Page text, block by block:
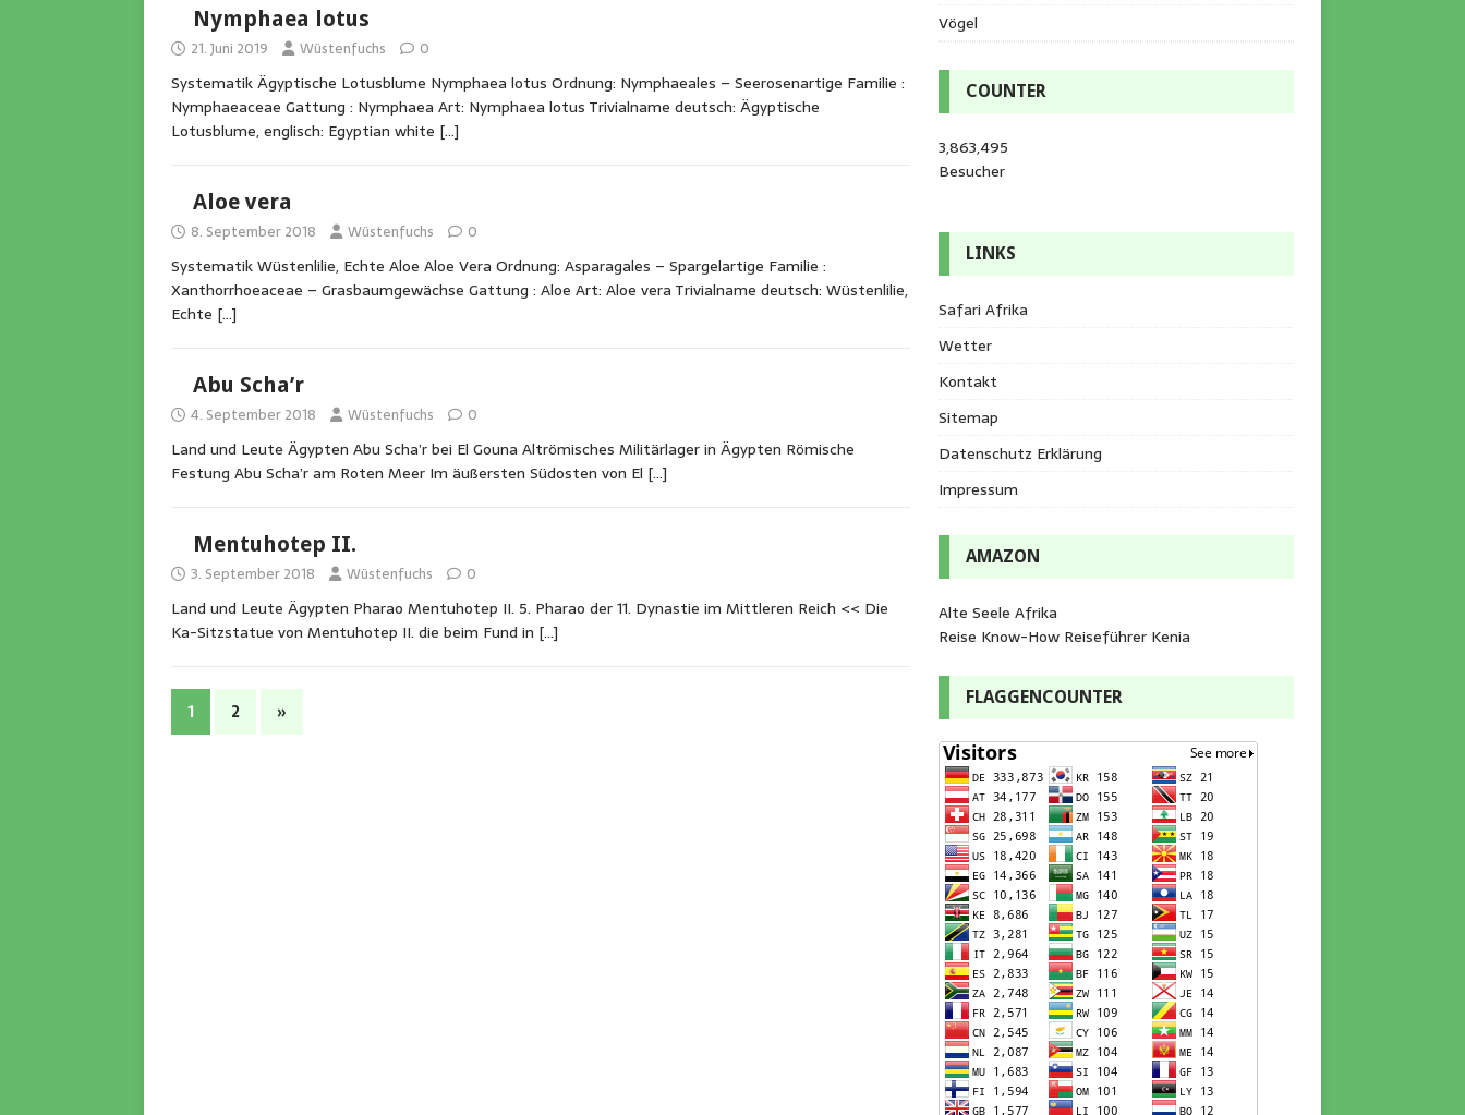
Nymphaea lotus
21. Juni 2019 Wüstenfuchs 0
Systematik Ägyptische Lotusblume Nymphaea lotus Ordnung: Nymphaeales – Seerosenartige Familie :
Nymphaeaceae Gattung : Nymphaea Art: Nymphaea lotus Trivialname deutsch: Ägyptische
Lotusblume, englisch: Egyptian white […]
Aloe vera
8. September 2018 Wüstenfuchs 0
Systematik Wüstenlilie, Echte Aloe Aloe Vera Ordnung: Asparagales – Spargelartige Familie :
Xanthorrhoeaceae – Grasbaumgewächse Gattung : Aloe Art: Aloe vera Trivialname deutsch: Wüstenlilie,
Echte […]
Abu Scha’r
4. September 2018 Wüstenfuchs 0
Land und Leute Ägypten Abu Scha’r bei El Gouna Altrömisches Militärlager in Ägypten Römische
Festung Abu Scha’r am Roten Meer Im äußersten Südosten von El […]
Mentuhotep II.
3. September 2018 Wüstenfuchs 0
Land und Leute Ägypten Pharao Mentuhotep II. 5. Pharao der 11. Dynastie im Mittleren Reich << Die
Ka-Sitzstatue von Mentuhotep II. die beim Fund in […]
1 2 »
Vögel
COUNTER
3,863,495
Besucher
LINKS
Safari Afrika
Wetter
Kontakt
Sitemap
Datenschutz Erklärung
Impressum
AMAZON
Alte Seele Afrika
Reise Know-How Reiseführer Kenia
FLAGGENCOUNTER